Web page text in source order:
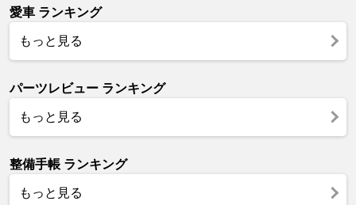
愛車 ランキング
もっと見る
パーツレビュー ランキング
もっと見る
整備手帳 ランキング
もっと見る